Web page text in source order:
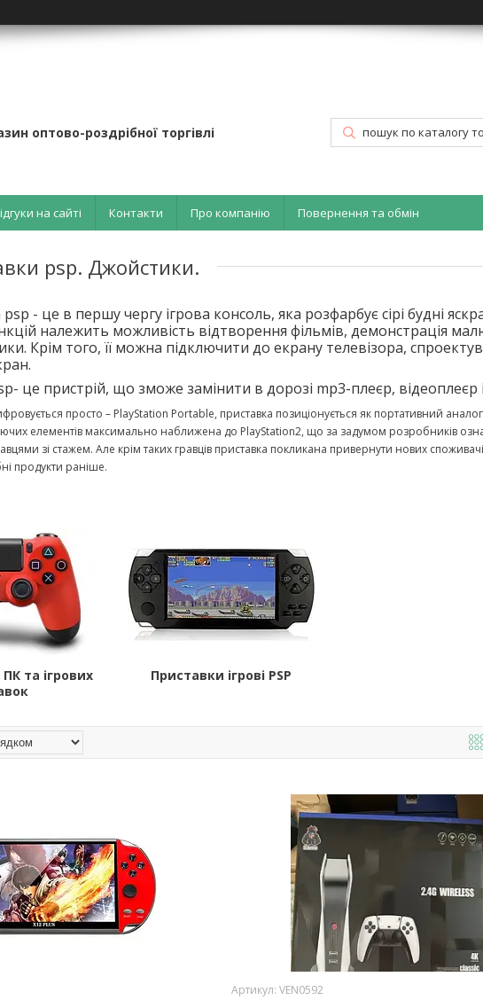
оптово-роздрібної торгівлі
на сайті Контакти Про компанію Повернення та обмін
psp. Джойстики.
- це в першу чергу ігрова консоль, яка розфарбує сірі будні
належить можливість відтворення фільмів, демонстрація
Крім того, її можна підключити до екрану телевізора,
- це пристрій, що зможе замінити в дорозі mp3-плеєр, відеоплеєр
просто – PlayStation Portable, приставка позиціонується як портативний
елементів максимально наближена до PlayStation2, що за задумом розробників
зі стажем. Але крім таких гравців приставка покликана привернути нових
продукти раніше.
та ігрових
Приставки ігрові PSP
VEN0592